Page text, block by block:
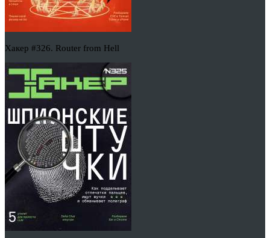
Хакер #326. Router from Hell